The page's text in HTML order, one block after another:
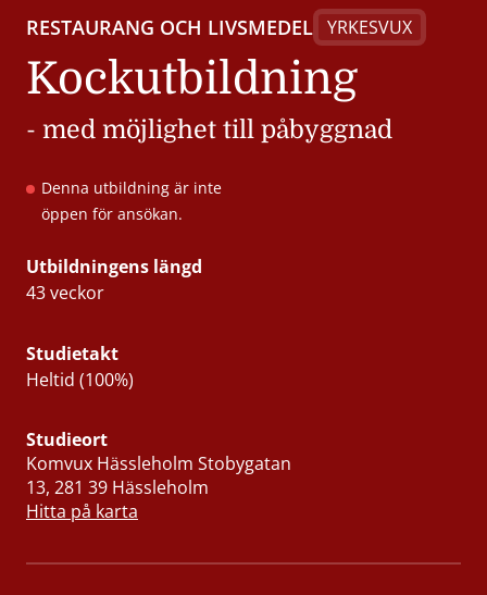
RESTAURANG OCH LIVSMEDEL YRKESVUX
Kockutbildning
- med möjlighet till påbyggnad
Denna utbildning är inte
öppen för ansökan.
Utbildningens längd
43 veckor
Studietakt
Heltid (100%)
Studieort
Komvux Hässleholm Stobygatan
13, 281 39 Hässleholm
Hitta på karta